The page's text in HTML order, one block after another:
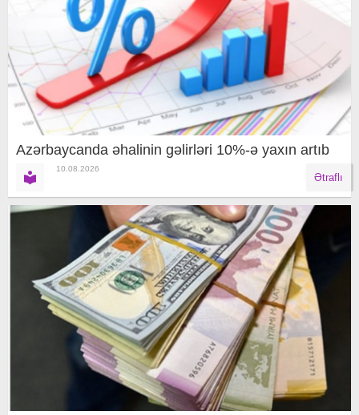
Azərbaycanda əhalinin gəlirləri 10%-ə yaxın artıb
10.08.2026
Ətraflı